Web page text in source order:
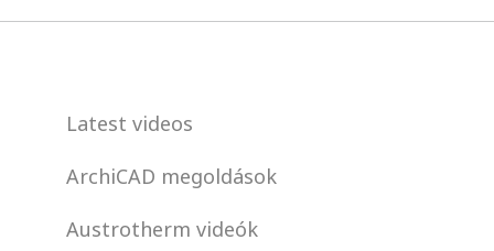
Latest videos
ArchiCAD megoldások
Austrotherm videók